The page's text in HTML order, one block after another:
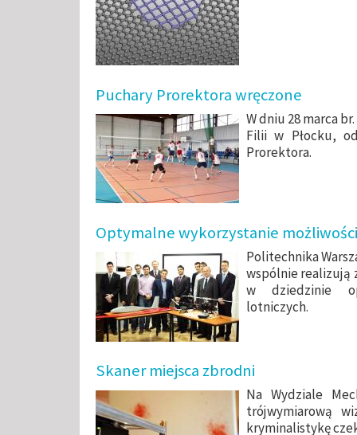
Puchary Prorektora wręczone
W dniu 28 marca
Filii w Płocku,
Prorektora.
Optymalne wykorzystanie
Politechnika
wspólnie realizują
w dziedzinie
lotniczych.
Skaner miejsca zbrodni
Na Wydziale
trójwymiarową
kryminalistykę